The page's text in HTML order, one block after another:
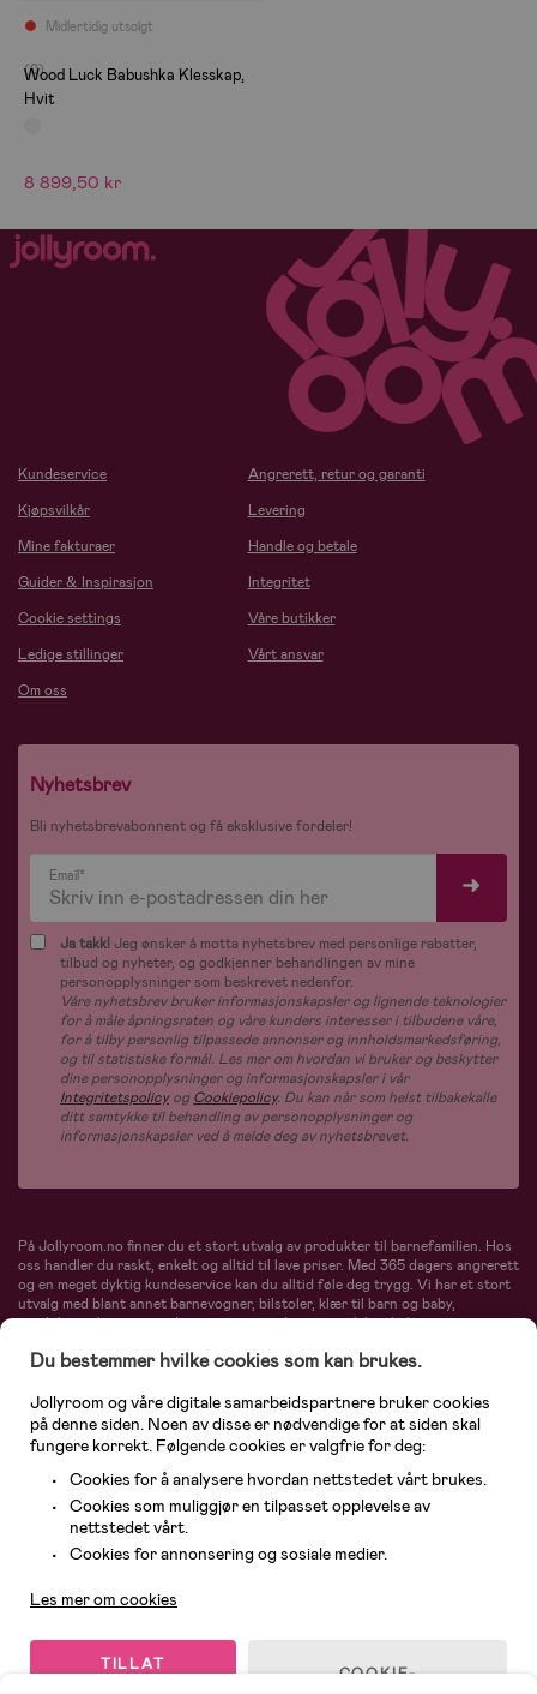
Midlertidig utsolgt
(0)
Wood Luck Babushka Klesskap,
Hvit
8 899,50 kr
Kundeservice
Kjøpsvilkår
Mine fakturaer
Guider & Inspirasjon
Cookie settings
Ledige stillinger
Om oss
Angrerett, retur og garanti
Levering
Handle og betale
Integritet
Våre butikker
Vårt ansvar
Nyhetsbrev
Bli nyhetsbrevabonnent og få eksklusive fordeler!
Email*
Ja takk!Jeg ønsker å motta nyhetsbrev med personlige rabatter,
tilbud og nyheter, og godkjenner behandlingen av mine
personopplysninger som beskrevet nedenfor.
Våre nyhetsbrev bruker informasjonskapsler og lignende teknologier
for å måle åpningsraten og våre kunders interesser i tilbudene våre,
for å tilby personlig tilpassede annonser og innholdsmarkedsføring,
og til statistiske formål. Les mer om hvordan vi bruker og beskytter
dine personopplysninger og informasjonskapsler i vår
IntegritetspolicyogCookiepolicy. Du kan når som helst tilbakekalle
ditt samtykke til behandling av personopplysninger og
informasjonskapsler ved å melde deg av nyhetsbrevet.
På Jollyroom.no finner du et stort utvalg av produkter til barnefamilien. Hos
oss handler du raskt, enkelt og alltid til lave priser. Med 365 dagers angrerett
og en meget dyktig kundeservice kan du alltid føle deg trygg. Vi har et stort
utvalg med blant annet barnevogner, bilstoler, klær til barn og baby,
produkter til mor, mengder av inspirerende interiør, leker, babyustyr og mye
Maxi-Cosi, Baby Jogger, BabyBjörn, Didriksons, KidKraft, Ergobaby, Philips
største nettbutikk for barn og baby!
Du bestemmer hvilke cookies som kan brukes.
Jollyroom og våre digitale samarbeidspartnere bruker cookies
på denne siden. Noen av disse er nødvendige for at siden skal
fungere korrekt. Følgende cookies er valgfrie for deg:
Cookies for å analysere hvordan nettstedet vårt brukes.
Cookies som muliggjør en tilpasset opplevelse av
nettstedet vårt.
Cookies for annonsering og sosiale medier.
Les mer om cookies
TILLAT
COOKIE-